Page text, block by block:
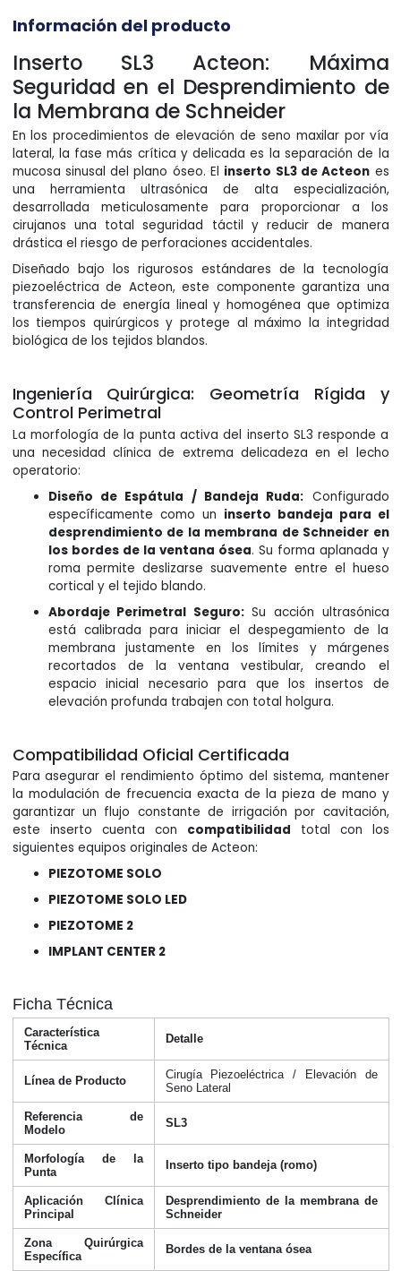
Información del producto
Inserto SL3 Acteon: Máxima
Seguridad en el Desprendimiento de
la Membrana de Schneider
En los procedimientos de elevación de seno maxilar por vía
lateral, la fase más crítica y delicada es la separación de la
mucosa sinusal del plano óseo. El inserto SL3 de Acteon es
una herramienta ultrasónica de alta especialización,
desarrollada meticulosamente para proporcionar a los
cirujanos una total seguridad táctil y reducir de manera
drástica el riesgo de perforaciones accidentales.
Diseñado bajo los rigurosos estándares de la tecnología
piezoeléctrica de Acteon, este componente garantiza una
transferencia de energía lineal y homogénea que optimiza
los tiempos quirúrgicos y protege al máximo la integridad
biológica de los tejidos blandos.
Ingeniería Quirúrgica: Geometría Rígida y
Control Perimetral
La morfología de la punta activa del inserto SL3 responde a
una necesidad clínica de extrema delicadeza en el lecho
operatorio:
Diseño de Espátula / Bandeja Ruda: Configurado
específicamente como un inserto bandeja para el
desprendimiento de la membrana de Schneider en
los bordes de la ventana ósea. Su forma aplanada y
roma permite deslizarse suavemente entre el hueso
cortical y el tejido blando.
Abordaje Perimetral Seguro:Su acción ultrasónica
está calibrada para iniciar el despegamiento de la
membrana justamente en los límites y márgenes
recortados de la ventana vestibular, creando el
espacio inicial necesario para que los insertos de
elevación profunda trabajen con total holgura.
Compatibilidad Oficial Certificada
Para asegurar el rendimiento óptimo del sistema, mantener
la modulación de frecuencia exacta de la pieza de mano y
garantizar un flujo constante de irrigación por cavitación,
este inserto cuenta con compatibilidad total con los
siguientes equipos originales de Acteon:
PIEZOTOME SOLO
PIEZOTOME SOLO LED
PIEZOTOME 2
IMPLANT CENTER 2
Ficha Técnica
Característica
Técnica
Detalle
Línea de Producto
Cirugía Piezoeléctrica / Elevación de
Seno Lateral
Referencia de
Modelo
SL3
Morfología de la
Punta
Inserto tipo bandeja (romo)
Aplicación Clínica
Principal
Desprendimiento de la membrana de
Schneider
Zona Quirúrgica
Específica
Bordes de la ventana ósea